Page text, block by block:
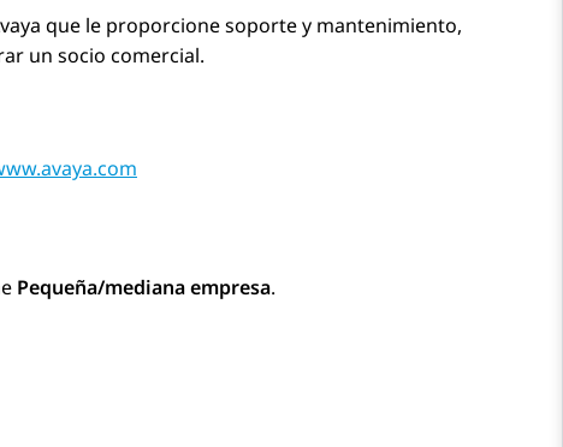
que le proporcione soporte y mantenimiento,
un socio comercial.
Pequeña/mediana empresa.